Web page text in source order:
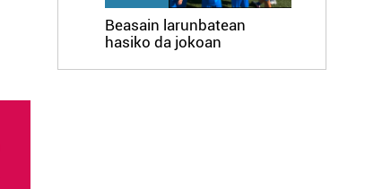
Beasain larunbatean
hasiko da jokoan